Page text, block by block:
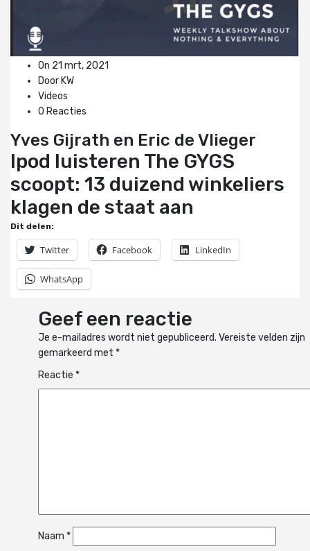
On 21 mrt, 2021
Door KW
Videos
0 Reacties
Yves Gijrath en Eric de Vlieger
Ipod luisteren The GYGS
scoopt: 13 duizend winkeliers
klagen de staat aan
Dit delen:
Twitter Facebook LinkedIn
WhatsApp
Geef een reactie
Je e-mailadres wordt niet gepubliceerd. Vereiste velden zijn
gemarkeerd met *
Reactie *
Naam *